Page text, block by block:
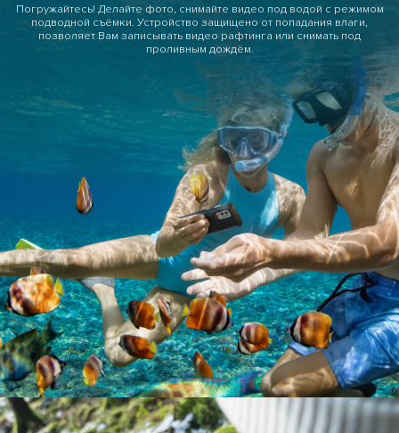
Погружайтесь! Делайте фото, снимайте видео под водой с режимом
подводной съёмки. Устройство защищено от попадания влаги,
позволяет Вам записывать видео рафтинга или снимать под
проливным дождём.